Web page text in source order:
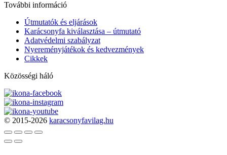
További információ
Útmutatók és eljárások
Karácsonyfa kiválasztása – útmutató
Adatvédelmi szabályzat
Nyereményjátékok és kedvezmények
Cikkek
Közösségi háló
© 2015-2026 karacsonyfavilag.hu